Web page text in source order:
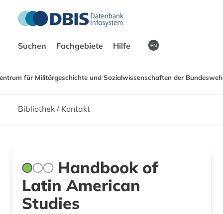
Suchen Fachgebiete Hilfe EN
für Militärgeschichte und Sozialwissenschaften der
Bibliothek / Kontakt
Handbook of
Latin American
Studies